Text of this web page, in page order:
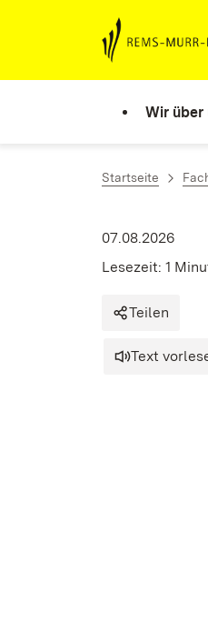
Zum Inhalt springen
Wir über
Startseite
07.08.2026
Lesezeit: 1
Teilen
Text